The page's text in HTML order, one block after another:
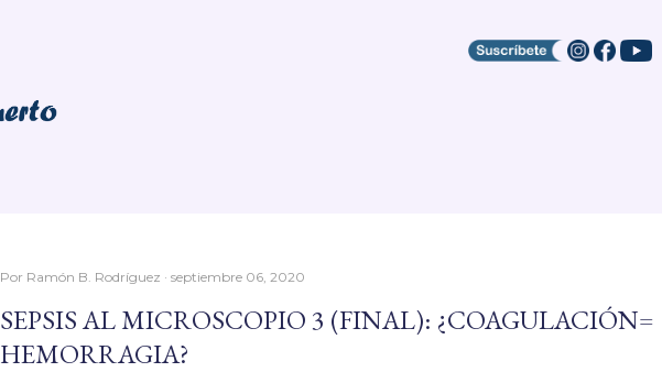
Por Ramón B. Rodríguez septiembre 06, 2020
SEPSIS AL MICROSCOPIO 3 (FINAL): ¿COAGULACIÓN=
HEMORRAGIA?